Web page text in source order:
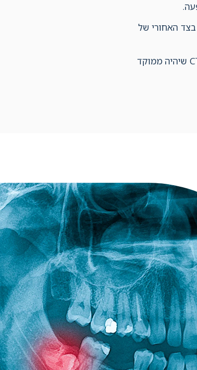
האחורי של
אבחון חד משמעי ניתן לעשות באמצעות צילום פנורמי כללי על האזור ואם נדרש גם צילום CT שיהיה ממוקד